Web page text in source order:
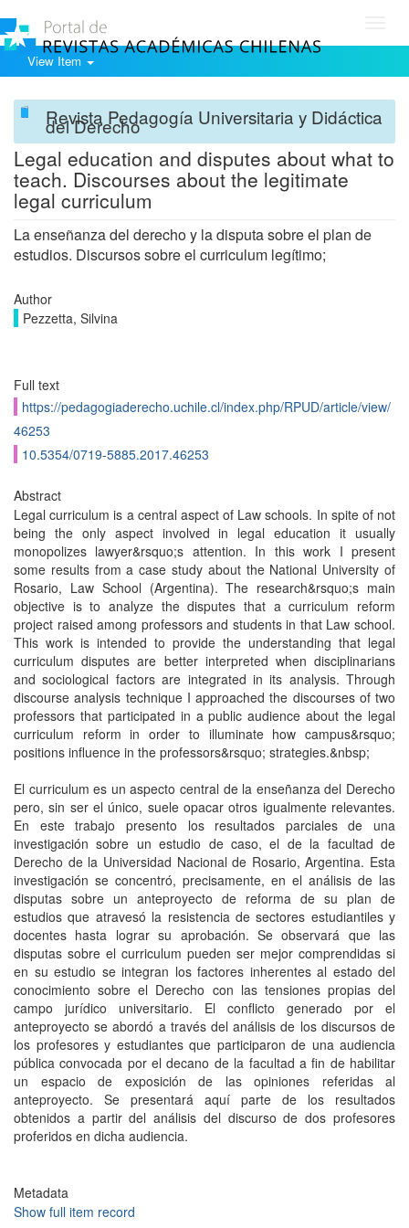
View Item
Revista Pedagogía Universitaria y Didáctica
del Derecho
Legal education and disputes about what to
teach. Discourses about the legitimate
legal curriculum
La enseñanza del derecho y la disputa sobre el plan de
estudios. Discursos sobre el curriculum legítimo;
Author
Pezzetta, Silvina
Full text
https://pedagogiaderecho.uchile.cl/index.php/RPUD/article/view/
46253
10.5354/0719-5885.2017.46253
Abstract
Legal curriculum is a central aspect of Law schools. In spite of not
being the only aspect involved in legal education it usually
monopolizes lawyer&rsquo;s attention. In this work I present
some results from a case study about the National University of
Rosario, Law School (Argentina). The research&rsquo;s main
objective is to analyze the disputes that a curriculum reform
project raised among professors and students in that Law school.
This work is intended to provide the understanding that legal
curriculum disputes are better interpreted when disciplinarians
and sociological factors are integrated in its analysis. Through
discourse analysis technique I approached the discourses of two
professors that participated in a public audience about the legal
curriculum reform in order to illuminate how campus&rsquo;
positions influence in the professors&rsquo; strategies.&nbsp;
El curriculum es un aspecto central de la enseñanza del Derecho
pero, sin ser el único, suele opacar otros igualmente relevantes.
En este trabajo presento los resultados parciales de una
investigación sobre un estudio de caso, el de la facultad de
Derecho de la Universidad Nacional de Rosario, Argentina. Esta
investigación se concentró, precisamente, en el análisis de las
disputas sobre un anteproyecto de reforma de su plan de
estudios que atravesó la resistencia de sectores estudiantiles y
docentes hasta lograr su aprobación. Se observará que las
disputas sobre el curriculum pueden ser mejor comprendidas si
en su estudio se integran los factores inherentes al estado del
conocimiento sobre el Derecho con las tensiones propias del
campo jurídico universitario. El conflicto generado por el
anteproyecto se abordó a través del análisis de los discursos de
los profesores y estudiantes que participaron de una audiencia
pública convocada por el decano de la facultad a fin de habilitar
un espacio de exposición de las opiniones referidas al
anteproyecto. Se presentará aquí parte de los resultados
obtenidos a partir del análisis del discurso de dos profesores
proferidos en dicha audiencia.
Metadata
Show full item record